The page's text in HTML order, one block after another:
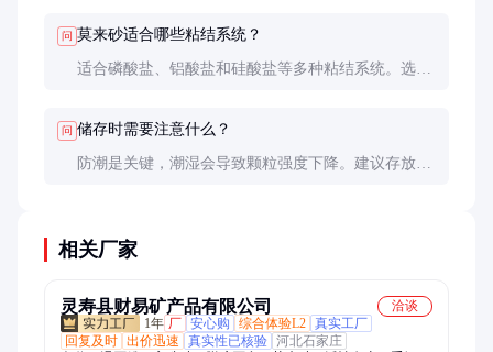
问 莫来砂适合哪些粘结系统？
适合磷酸盐、铝酸盐和硅酸盐等多种粘结系统。选择
问 储存时需要注意什么？
防潮是关键，潮湿会导致颗粒强度下降。建议存放在
相关厂家
灵寿县财易矿产品有限公司
洽谈
1年 厂 安心购 综合体验L2 真实工厂
回复及时 出价迅速 真实性已核验 河北石家庄